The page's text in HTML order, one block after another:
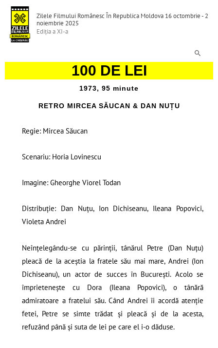
content
Zilele Filmului Românesc În Republica Moldova 16 octombrie - 2
noiembrie 2025
Ediția a XI-a
Search
100 DE LEI
1973, 95 minute
RETRO MIRCEA SĂUCAN & DAN NUȚU
Regie: Mircea Săucan
Scenariu: Horia Lovinescu
Imagine: Gheorghe Viorel Todan
Distribuție: Dan Nuțu, Ion Dichiseanu, Ileana Popovici,
Violeta Andrei
Neînţelegându-se cu părinţii, tânărul Petre (Dan Nuţu)
pleacă de la aceştia la fratele său mai mare, Andrei (Ion
Dichiseanu), un actor de succes în Bucureşti. Acolo se
împrieteneşte cu Dora (Ileana Popovici), o tânără
admiratoare a fratelui său. Când Andrei îi acordă atenţie
fetei, Petre se simte trădat şi pleacă şi de la acesta,
refuzând până şi suta de lei pe care el i-o dăduse.